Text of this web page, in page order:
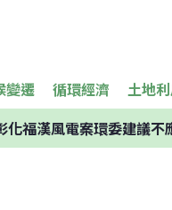
變遷 循環經濟 土地
化福漢風電案環委建議不